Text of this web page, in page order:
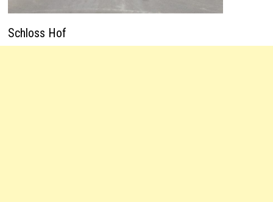
Schloss Hof